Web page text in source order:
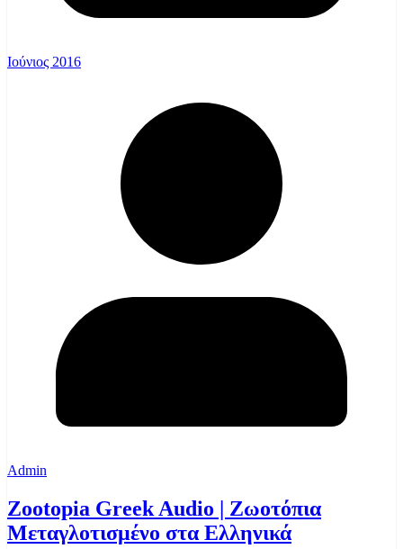
Ιούνιος 2016
Admin
Zootopia Greek Audio | Ζωοτόπια
Μεταγλοτισμένο στα Ελληνικά